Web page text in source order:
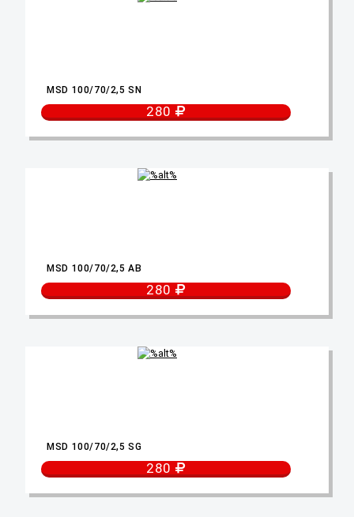
MSD 100/70/2,5 SN
280
MSD 100/70/2,5 AB
280
MSD 100/70/2,5 SG
280